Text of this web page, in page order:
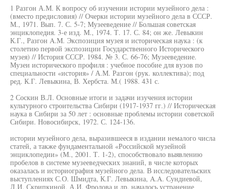
1 Разгон А.М. К вопросу об изучении истории музейного дела :
(вместо предисловия) // Очерки истории музейного дела в СССР.
М., 1971. Вып. 7. С. 5-7; Музееведение // Большая советская
энциклопедия. 3-е изд. М., 1974. Т. 17. С. 84; он же. Левыкин
К.Г., Разгон A.M. Экспозиция музея и историческая наука : (к
столетию первой экспозиции Государственного Исторического
музея) // История СССР. 1984. № 3. С. 66-76; Музееведение.
Музеи исторического профиля : учебное пособие для вузов по
специальности «история» / А.М. Разгон (рук. коллектива); под
ред. К.Г. Левыкина, В. Хербста. М.( 1988. 431 с.
2 Соскин В.Л. Основные итоги и задачи изучения истории
культурного строительства Сибири (1917-1937 гг.) // Историческая
наука в Сибири за 50 лет : основные проблемы истории советской
Сибири. Новосибирск, 1972. С. 124-136.
истории музейного дела, выразившееся в издании немалого числа
статей, а также фундаментальной «Российской музейной
энциклопедии» (М., 2001. Т. 1-2), способствовало выявлению
пробелов в системе музееведческих знаний, в числе которых
оказалась и историография музейного дела. В исследовательских
выступлениях С.О. Шмидта, К.Г. Левыкина, A.A. Сундиевой,
Л.И. Скрипкиной, А.И. Фролова и др. началось устранение